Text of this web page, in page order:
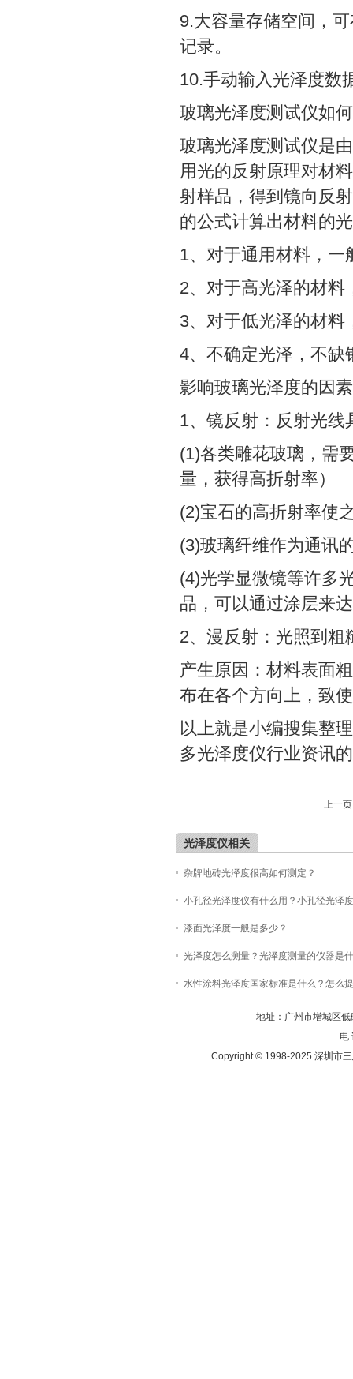
9.大容量存储空间，
记录。
10.手动输入光泽度数
玻璃光泽度测试仪如
玻璃光泽度测试仪是
用光的反射原理对材
射样品，得到镜向反
的公式计算出材料的
1、对于通用材料，一
2、对于高光泽的材料
3、对于低光泽的材料
4、不确定光泽，不缺
影响玻璃光泽度的因
1、镜反射：反射光线
(1)各类雕花玻璃，需
量，获得高折射率）
(2)宝石的高折射率使
(3)玻璃纤维作为通讯
(4)光学显微镜等许多
品，可以通过涂层来
2、漫反射：光照到
产生原因：材料表面
布在各个方向上，致
以上就是小编搜集整
多光泽度仪行业资讯
上一
光泽度仪相关
杂牌地砖光泽度很高如何测定？
小孔径光泽度仪有什么用？小孔径光泽
漆面光泽度一般是多少？
光泽度怎么测量？光泽度测量的仪器是
水性涂料光泽度国家标准是什么？怎么
地址：广州市增城区
电
Copyright © 1998-2025 深圳市